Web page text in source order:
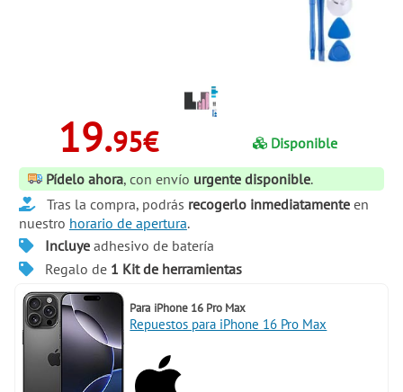
19.95€
Disponible
Pídelo ahora, con envío urgente disponible.
Tras la compra, podrás recogerlo inmediatamenteen
nuestro horario de apertura.
Incluyeadhesivo de batería
Regalo de 1 Kit de herramientas
Para iPhone 16 Pro Max
Repuestos para iPhone 16 Pro Max